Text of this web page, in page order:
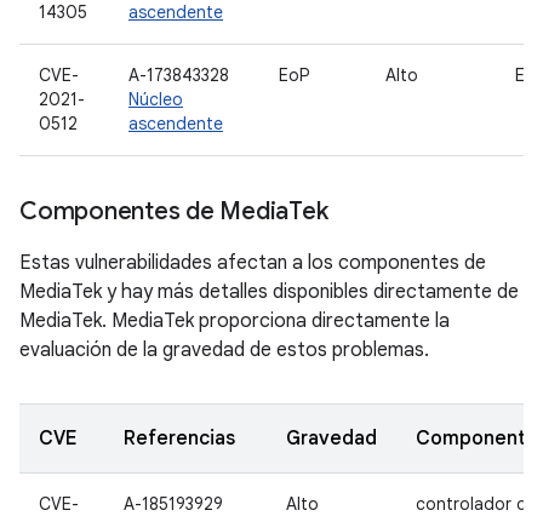
14305
ascendente
CVE-
2021-
0512
A-173843328
Núcleo
ascendente
EoP Alto
Componentes de MediaTek
Estas vulnerabilidades afectan a los componentes de
MediaTek y hay más detalles disponibles directamente de
MediaTek. MediaTek proporciona directamente la
evaluación de la gravedad de estos problemas.
CVE Referencias Gravedad Componente
CVE-
A-185193929
Alto
controlador de